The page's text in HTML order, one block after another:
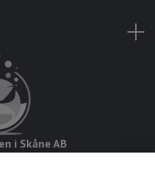
i Skåne AB